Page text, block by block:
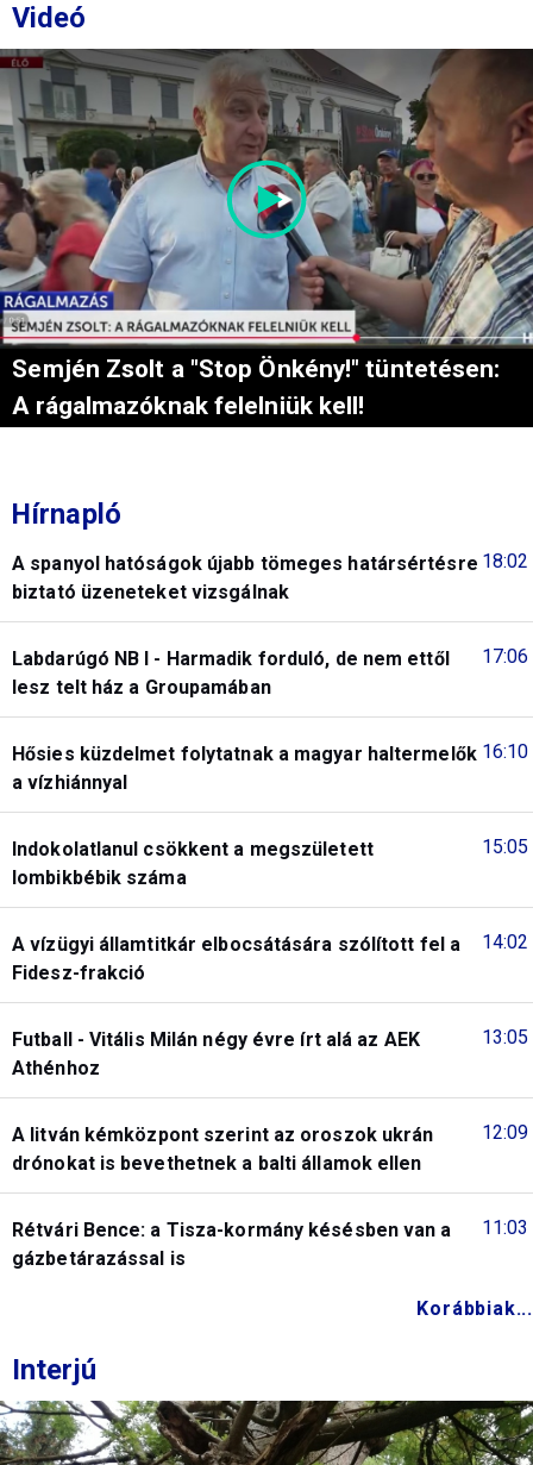
Videó
Semjén Zsolt a "Stop Önkény!" tüntetésen:
A rágalmazóknak felelniük kell!
Hírnapló
18:02
A spanyol hatóságok újabb tömeges határsértésre
biztató üzeneteket vizsgálnak
17:06
Labdarúgó NB I - Harmadik forduló, de nem ettől
lesz telt ház a Groupamában
16:10
Hősies küzdelmet folytatnak a magyar haltermelők
a vízhiánnyal
15:05
Indokolatlanul csökkent a megszületett
lombikbébik száma
14:02
A vízügyi államtitkár elbocsátására szólított fel a
Fidesz-frakció
13:05
Futball - Vitális Milán négy évre írt alá az AEK
Athénhoz
12:09
A litván kémközpont szerint az oroszok ukrán
drónokat is bevethetnek a balti államok ellen
11:03
Rétvári Bence: a Tisza-kormány késésben van a
gázbetárazással is
Korábbiak...
Interjú